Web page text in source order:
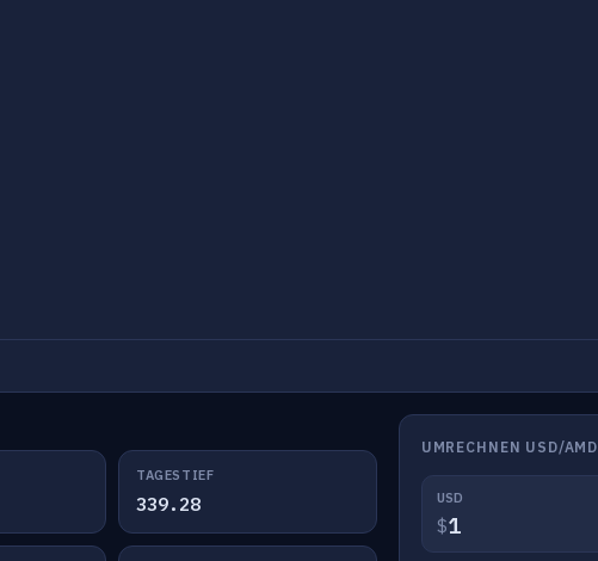
TAGESTIEF
339.28
UMRECHNEN USD/AMD
USD
$